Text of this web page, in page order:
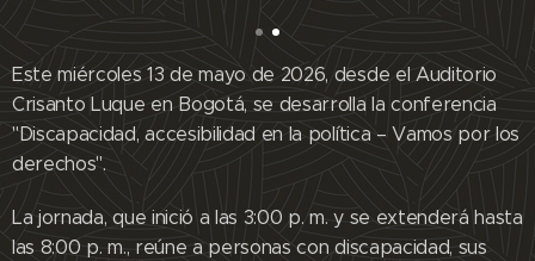
Este miércoles 13 de mayo de 2026, desde el Auditorio
Crisanto Luque en Bogotá, se desarrolla la conferencia
"Discapacidad, accesibilidad en la política – Vamos por los
derechos".
La jornada, que inició a las 3:00 p. m. y se extenderá hasta
las 8:00 p. m., reúne a personas con discapacidad, sus